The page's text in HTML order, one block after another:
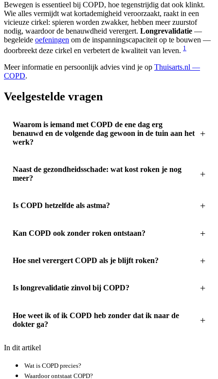
Bewegen is essentieel bij COPD, hoe tegenstrijdig dat ook klinkt.
Wie alles vermijdt wat kortademigheid veroorzaakt, raakt in een
vicieuze cirkel: spieren worden zwakker, hebben meer zuurstof
nodig, waardoor de benauwdheid verergert. Longrevalidatie —
begeleide oefeningen om de inspanningscapaciteit op te bouwen —
doorbreekt deze cirkel en verbetert de kwaliteit van leven. 1
Meer informatie en persoonlijk advies vind je op Thuisarts.nl —
COPD.
Veelgestelde vragen
Waarom is iemand met COPD de ene dag erg
benauwd en de volgende dag gewoon in de tuin aan het
werk?
Naast de gezondheidsschade: wat kost roken je nog
meer?
Is COPD hetzelfde als astma?
Kan COPD ook zonder roken ontstaan?
Hoe snel verergert COPD als je blijft roken?
Is longrevalidatie zinvol bij COPD?
Hoe weet ik of ik COPD heb zonder dat ik naar de
dokter ga?
In dit artikel
Wat is COPD precies?
Waardoor ontstaat COPD?